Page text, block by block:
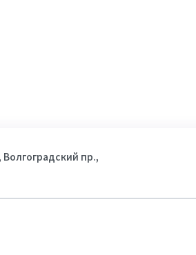
Волгоградский пр.,